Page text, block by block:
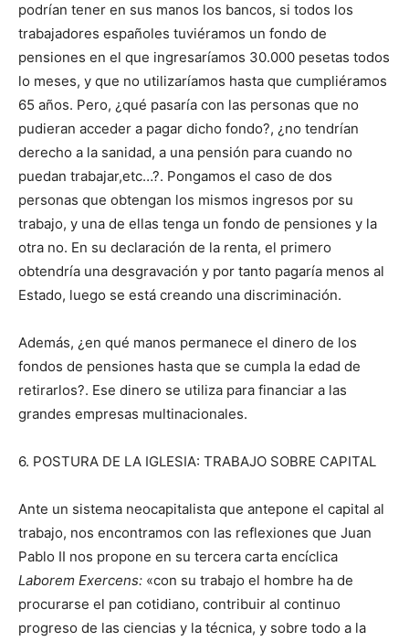
podrían tener en sus manos los bancos, si todos los
trabajadores españoles tuviéramos un fondo de
pensiones en el que ingresaríamos 30.000 pesetas todos
lo meses, y que no utilizaríamos hasta que cumpliéramos
65 años. Pero, ¿qué pasaría con las personas que no
pudieran acceder a pagar dicho fondo?, ¿no tendrían
derecho a la sanidad, a una pensión para cuando no
puedan trabajar,etc…?. Pongamos el caso de dos
personas que obtengan los mismos ingresos por su
trabajo, y una de ellas tenga un fondo de pensiones y la
otra no. En su declaración de la renta, el primero
obtendría una desgravación y por tanto pagaría menos al
Estado, luego se está creando una discriminación.
Además, ¿en qué manos permanece el dinero de los
fondos de pensiones hasta que se cumpla la edad de
retirarlos?. Ese dinero se utiliza para financiar a las
grandes empresas multinacionales.
6. POSTURA DE LA IGLESIA: TRABAJO SOBRE CAPITAL
Ante un sistema neocapitalista que antepone el capital al
trabajo, nos encontramos con las reflexiones que Juan
Pablo II nos propone en su tercera carta encíclica
Laborem Exercens: «con su trabajo el hombre ha de
procurarse el pan cotidiano, contribuir al continuo
progreso de las ciencias y la técnica, y sobre todo a la